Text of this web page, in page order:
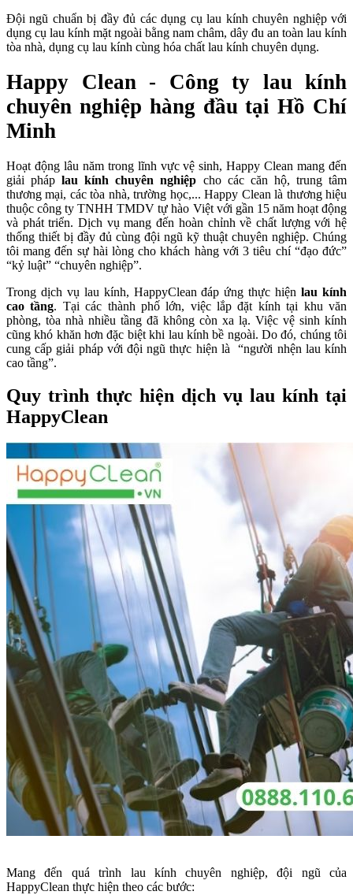
Đội ngũ chuẩn bị đầy đủ các dụng cụ lau kính chuyên nghiệp với
dụng cụ lau kính mặt ngoài bằng nam châm, dây đu an toàn lau kính
tòa nhà, dụng cụ lau kính cùng hóa chất lau kính chuyên dụng.
Happy Clean - Công ty lau kính
chuyên nghiệp hàng đầu tại Hồ Chí
Minh
Hoạt động lâu năm trong lĩnh vực vệ sinh, Happy Clean mang đến
giải pháplau kính chuyên nghiệp cho các căn hộ, trung tâm
thương mại, các tòa nhà, trường học,... Happy Clean là thương hiệu
thuộc công ty TNHH TMDV tự hào Việt với gần 15 năm hoạt động
và phát triển. Dịch vụ mang đến hoàn chỉnh về chất lượng với hệ
thống thiết bị đầy đủ cùng đội ngũ kỹ thuật chuyên nghiệp. Chúng
tôi mang đến sự hài lòng cho khách hàng với 3 tiêu chí “đạo đức”
“kỷ luật” “chuyên nghiệp”.
Trong dịch vụ lau kính, HappyClean đáp ứng thực hiệnlau kính
cao tầng. Tại các thành phố lớn, việc lắp đặt kính tại khu văn
phòng, tòa nhà nhiều tầng đã không còn xa lạ. Việc vệ sinh kính
cũng khó khăn hơn đặc biệt khi lau kính bề ngoài. Do đó, chúng tôi
cung cấp giải pháp với đội ngũ thực hiện là “người nhện lau kính
cao tầng”.
Quy trình thực hiện dịch vụ lau kính tại
HappyClean
Mang đến quá trình lau kính chuyên nghiệp, đội ngũ của
HappyClean thực hiện theo các bước: